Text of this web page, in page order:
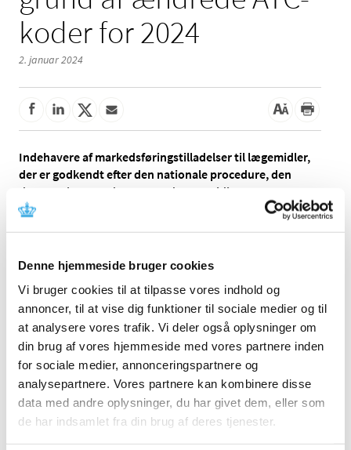
Denne hjemmeside bruger cookies
Vi bruger cookies til at tilpasse vores indhold og
annoncer, til at vise dig funktioner til sociale medier og til
at analysere vores trafik. Vi deler også oplysninger om
din brug af vores hjemmeside med vores partnere inden
for sociale medier, annonceringspartnere og
analysepartnere. Vores partnere kan kombinere disse
data med andre oplysninger, du har givet dem, eller som
de har indsamlet fra din brug af deres tjenester.
koder for 2024
2. januar 2024
Indehavere af markedsføringstilladelser til lægemidler,
der er godkendt efter den nationale procedure, den
decentrale procedure, samt den gensidige
anerkendelsesprocedure, skal være opmærksomme på
opdateringer af ATC-koderne forhumane lægemidler
kan ses i Medicinpriser fra den 22. januar 2024, samt
ATC-koder for veterinære lægemidler ogændrede ATC-
koder for veterinære lægemidler, der vil fremgå i
Medicinpriser på et senere tidspunkt.
Hvis ATC-kode eller tekst er ændret for et lægemiddel,
der er godkendt efter den nationale procedure, den
decentrale procedure, eller den gensidige
anerkendelsesprocedure, skal indehaver af
markedsføringstilladelsen søge om opdatering af